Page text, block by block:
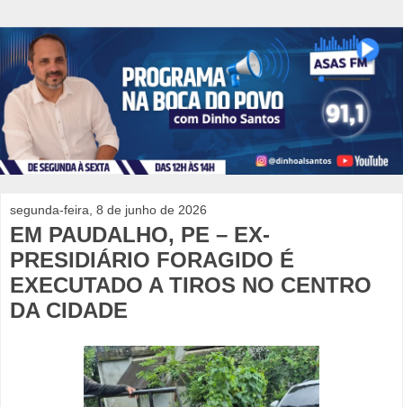
segunda-feira, 8 de junho de 2026
EM PAUDALHO, PE – EX-
PRESIDIÁRIO FORAGIDO É
EXECUTADO A TIROS NO CENTRO
DA CIDADE